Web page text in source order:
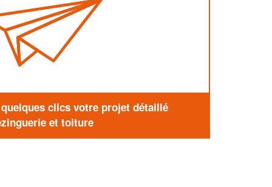
clics votre projet détaillé
et toiture